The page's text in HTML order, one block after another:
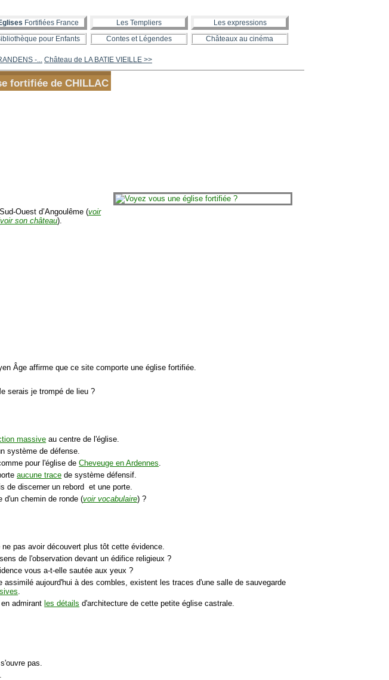
Fortifiées France Les Templiers
Les expressions
pour Enfants Contes et Légendes Châteaux au cinéma
-... Château de LA BATIE VIEILLE >>
fortifiée de CHILLAC
Ouest d’Angoulême (voir
voir son château).
Âge affirme que ce site comporte une église fortifiée.
serais je trompé de lieu ?
massive au centre de l'église.
système de défense.
pour l'église deCheveuge en Ardennes
aucune trace de système défensif.
de discerner un rebord et une porte.
d'un chemin de ronde (voir vocabulaire) ?
pas avoir découvert plus tôt cette évidence.
de l'observation devant un édifice religieux ?
vous a-t-elle sautée aux yeux ?
aujourd'hui à des combles, existent les traces d'une salle de sauvegarde
admirant les détails d'architecture de cette petite église castrale.
pas.